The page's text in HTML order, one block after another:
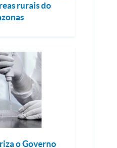
rurais do
o Governo